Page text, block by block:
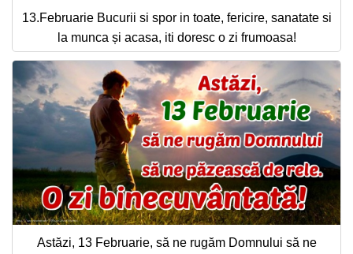
13.Februarie Bucurii si spor in toate, fericire, sanatate si
la munca și acasa, iti doresc o zi frumoasa!
Astăzi, 13 Februarie, să ne rugăm Domnului să ne